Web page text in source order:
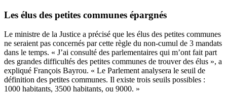
Les élus des petites communes épargnés
Le ministre de la Justice a précisé que les élus des petites communes
ne seraient pas concernés par cette règle du non-cumul de 3 mandats
dans le temps. « J’ai consulté des parlementaires qui m’ont fait part
des grandes difficultés des petites communes de trouver des élus », a
expliqué François Bayrou. « Le Parlement analysera le seuil de
définition des petites communes. Il existe trois seuils possibles :
1000 habitants, 3500 habitants, ou 9000. »